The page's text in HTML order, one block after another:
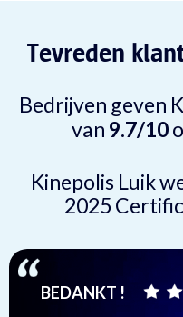
Tevreden
Bedrijven geven
van 9.7/10
Kinepolis Luik
2025
BEDANKT !